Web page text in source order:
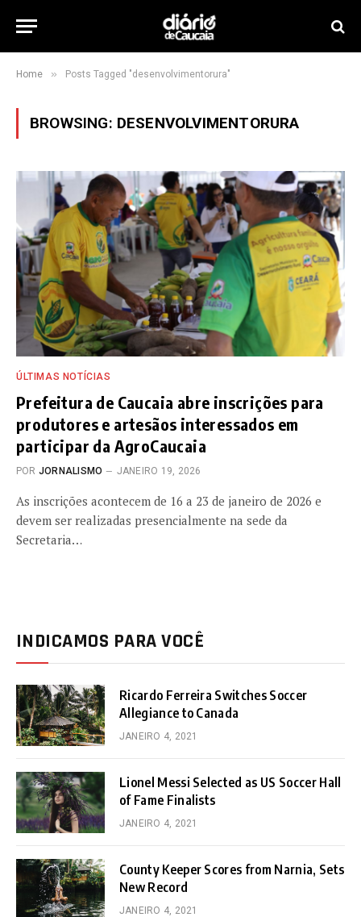
Home » Posts Tagged "desenvolvimentorura"
BROWSING: DESENVOLVIMENTORURA
ÚLTIMAS NOTÍCIAS
Prefeitura de Caucaia abre inscrições para
produtores e artesãos interessados em
participar da AgroCaucaia
POR JORNALISMO JANEIRO 19, 2026
As inscrições acontecem de 16 a 23 de janeiro de 2026 e
devem ser realizadas presencialmente na sede da
Secretaria…
INDICAMOS PARA VOCÊ
Ricardo Ferreira Switches Soccer
Allegiance to Canada
JANEIRO 4, 2021
Lionel Messi Selected as US Soccer Hall
of Fame Finalists
JANEIRO 4, 2021
County Keeper Scores from Narnia, Sets
New Record
JANEIRO 4, 2021